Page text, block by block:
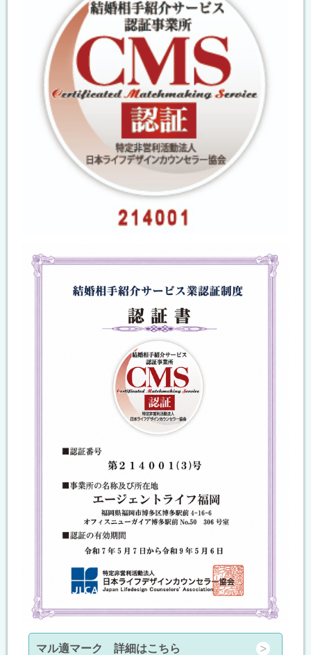
マル適マーク 詳細はこちら